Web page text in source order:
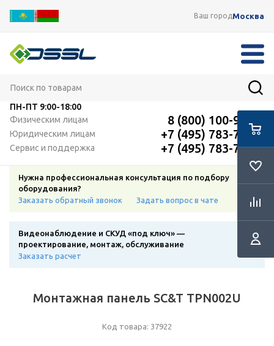
Ваш городМосква
ПН-ПТ 9:00-18:00
Физическим лицам
8 (800) 100-91-12
Юридическим лицам +7 (495) 783-72-87
Сервис и поддержка +7 (495) 783-72-87
Нужна профессиональная консультация по подбору
оборудования?
Заказать обратный звонок
Задать вопрос в чате
Видеонаблюдение и СКУД «под ключ» —
проектирование, монтаж, обслуживание
Заказать расчет
Монтажная панель SC&T TPN002U
Код товара: 37922